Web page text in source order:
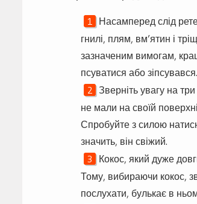
Насамперед слід
гнилі, плям, вм’ятин і
зазначеним вимогам,
псуватися або зіпсувався.
Зверніть увагу на
не мали на своїй
Спробуйте з силою
значить, він свіжий.
Кокос, який дуже
Тому, вибираючи кокос,
послухати, булькає в